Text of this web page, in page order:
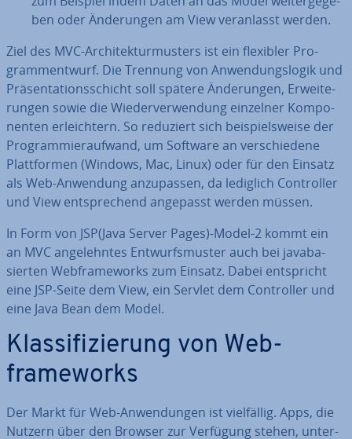
ben oder Än­de­run­gen am View ver­an­lasst werden.
Ziel des MVC-Ar­chi­tek­tur­mus­ters ist ein flexibler Pro­
gramm­ent­wurf. Die Trennung von An­wen­dungs­lo­gik und
Prä­sen­ta­ti­ons­schicht soll spätere Än­de­run­gen, Er­wei­te­
run­gen sowie die Wie­der­ver­wen­dung einzelner Kom­po­
nen­ten er­leich­tern. So reduziert sich bei­spiels­wei­se der
Pro­gram­mier­auf­wand, um Software an ver­schie­de­ne
Platt­for­men (Windows, Mac, Linux) oder für den Einsatz
als Web-Anwendung an­zu­pas­sen, da lediglich Con­trol­ler
und View ent­spre­chend angepasst werden müssen.
In Form von JSP(Java Server Pages)-Model-2 kommt ein
an MVC an­ge­lehn­tes Ent­wurfs­mus­ter auch bei ja­va­ba­
sier­ten Web­frame­works zum Einsatz. Dabei ent­spricht
eine JSP-Seite dem View, ein Servlet dem Con­trol­ler und
eine Java Bean dem Model.
Klas­si­fi­zie­rung von Web­
frame­works
Der Markt für Web-An­wen­dun­gen ist viel­fäl­lig. Apps, die
Nutzern über den Browser zur Verfügung stehen, un­ter­